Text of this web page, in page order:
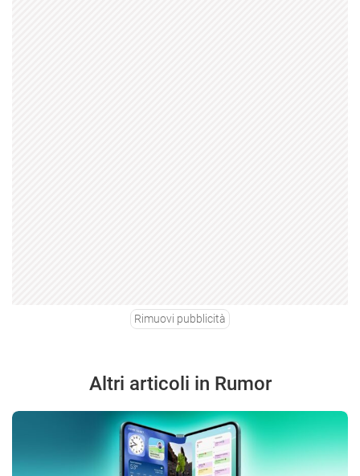
Rimuovi pubblicità
Altri articoli in Rumor